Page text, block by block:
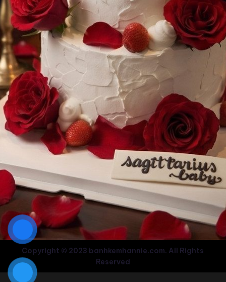
Copyright © 2023 banhkemhannie.com. All Rights
Reserved